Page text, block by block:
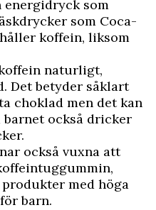
energidryck som
som Coca-
koffein, liksom
naturligt,
Det betyder såklart
choklad men det kan
också dricker
också vuxna att
med höga
barn.